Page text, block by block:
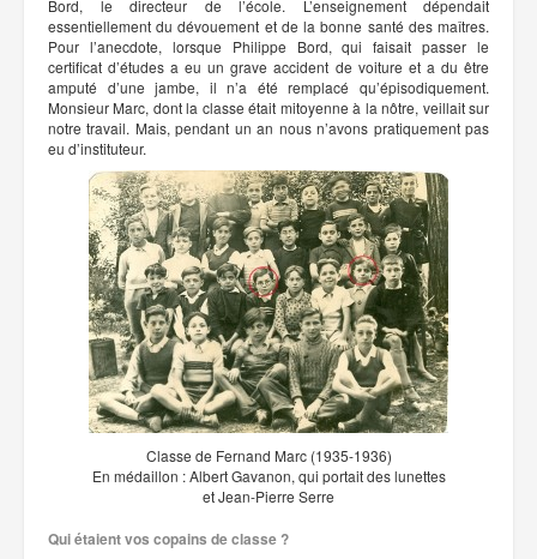
Bord, le directeur de l’école. L’enseignement dépendait
essentiellement du dévouement et de la bonne santé des maîtres.
Pour l’anecdote, lorsque Philippe Bord, qui faisait passer le
certificat d’études a eu un grave accident de voiture et a du être
amputé d’une jambe, il n’a été remplacé qu’épisodiquement.
Monsieur Marc, dont la classe était mitoyenne à la nôtre, veillait sur
notre travail. Mais, pendant un an nous n’avons pratiquement pas
eu d’instituteur.
Classe de Fernand Marc (1935-1936)
En médaillon : Albert Gavanon, qui portait des lunettes
et Jean-Pierre Serre
Qui étaient vos copains de classe ?